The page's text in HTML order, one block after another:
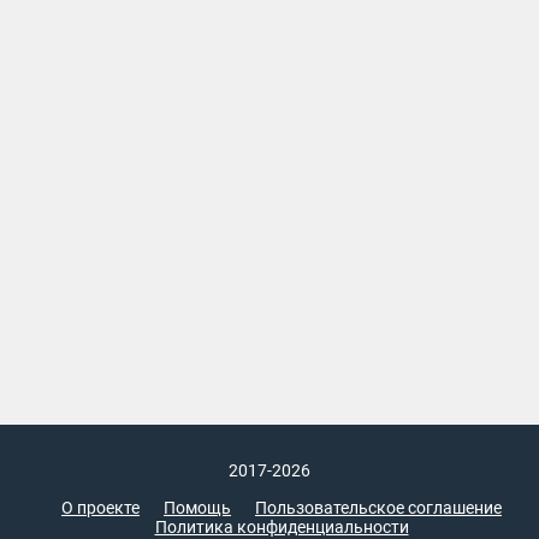
2017-2026
О проекте
Помощь
Пользовательское соглашение
Политика конфиденциальности